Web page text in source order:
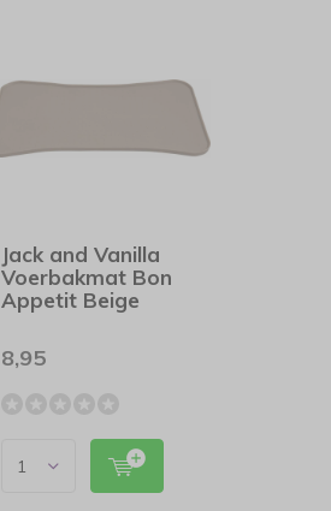
Jack and Vanilla
Voerbakmat Bon
Appetit Beige
8,95